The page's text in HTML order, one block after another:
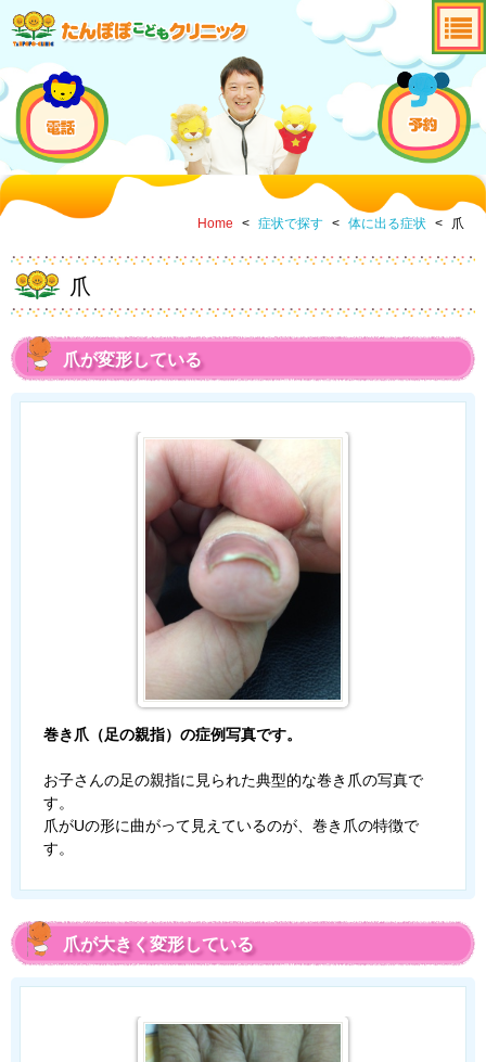
Home < 症状で探す < 体に出る症状 < 爪
爪
爪が変形している
巻き爪（足の親指）の症例写真です。
お子さんの足の親指に見られた典型的な巻き爪の写真で
す。
爪がUの形に曲がって見えているのが、巻き爪の特徴で
す。
爪が大きく変形している